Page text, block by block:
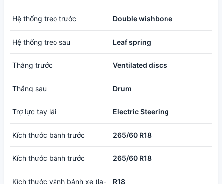
Hệ thống treo trước Double wishbone
Hệ thống treo sau Leaf spring
Thắng trước Ventilated discs
Thắng sau Drum
Trợ lực tay lái Electric Steering
Kích thước bánh trước 265/60 R18
Kích thước bánh trước 265/60 R18
Kích thước vành bánh xe (la- R18